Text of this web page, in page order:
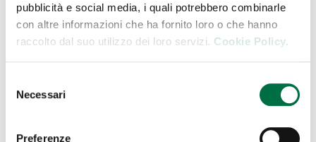
pubblicità e social media, i quali potrebbero combinarle
con altre informazioni che ha fornito loro o che hanno
raccolto dal suo utilizzo dei loro servizi. Cookie Policy.
delNecessari
Preferenze
I cookie poi si distinguono in “di sessione” e
“persistenti”, i primi una volta scaricati vengono poi
vengono memorizzati fino alla loro scadenza o
lo scopo di velocizzare l’analisi del traffico su